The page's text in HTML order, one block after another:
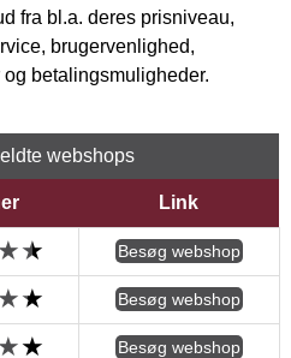
fra bl.a. deres prisniveau,
brugervenlighed,
betalingsmuligheder.
webshops
Link
Besøg webshop
Besøg webshop
Besøg webshop